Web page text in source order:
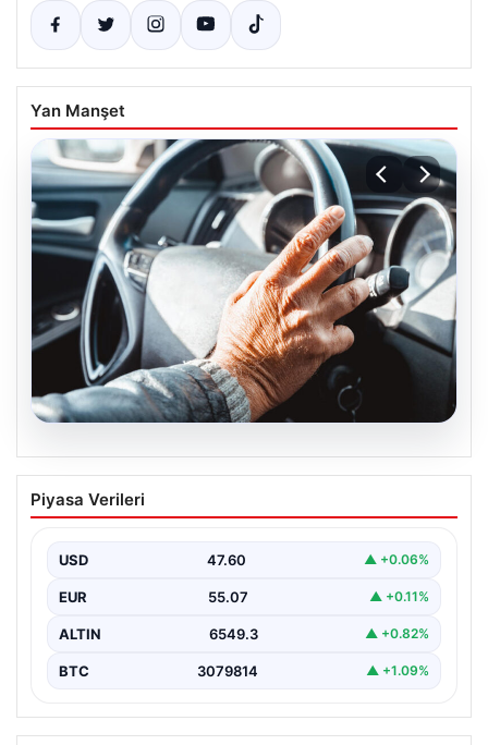
Yan Manşet
Emekliye ÖTV’siz araç verilecek mi,
yasa çıkacak mı? Milyonlarca emekli
Piyasa Verileri
USD 47.60 ▲ +0.06%
EUR 55.07 ▲ +0.11%
ALTIN 6549.3 ▲ +0.82%
BTC 3079814 ▲ +1.09%